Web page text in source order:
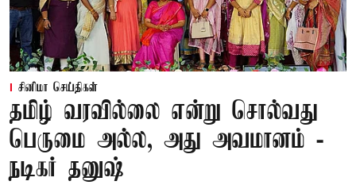
சினிமா செய்திகள்
தமிழ் வரவில்லை என்று சொல்வது
பெருமை அல்ல, அது அவமானம் -
நடிகர் தனுஷ்